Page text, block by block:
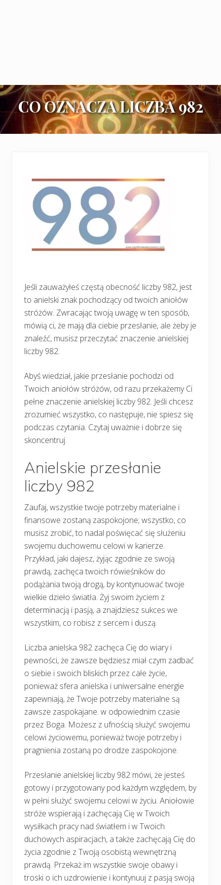
CO OZNACZA LICZBA 982
Jeśli zauważyłeś częstą obecność liczby 982, jest
to anielski znak pochodzący od twoich aniołów
stróżów. Zwracając twoją uwagę w ten sposób,
mówią ci, że mają dla ciebie przesłanie, ale żeby je
znaleźć, musisz przeczytać znaczenie anielskiej
liczby 982.
Abyś wiedział, jakie przesłanie pochodzi od
Twoich aniołów stróżów, od razu przekażemy Ci
pełne znaczenie anielskiej liczby 982. Jeśli chcesz
zrozumieć wszystko, co następuje, nie spiesz się
podczas czytania. Czytaj uważnie i dobrze się
skoncentruj.
Anielskie przesłanie
liczby 982
Zaufaj, wszystkie twoje potrzeby materialne i
finansowe zostaną zaspokojone; wszystko, co
musisz zrobić, to nadal poświęcać się służeniu
swojemu duchowemu celowi w karierze.
Przykład, jaki dajesz, żyjąc zgodnie ze swoją
prawdą, zachęca twoich rówieśników do
podążania twoją drogą, by kontynuować twoje
wielkie dzieło światła. Żyj swoim życiem z
determinacją i pasją, a znajdziesz sukces we
wszystkim, co robisz z sercem i duszą.
Liczba anielska 982 zachęca Cię do wiary i
pewności, że zawsze będziesz miał czym zadbać
o siebie i swoich bliskich przez całe życie,
ponieważ sfera anielska i uniwersalne energie
zapewniają, że Twoje potrzeby materialne są
zawsze zaspokajane. w odpowiednim czasie
przez Boga. Możesz z ufnością służyć swojemu
celowi życiowemu, ponieważ twoje potrzeby i
pragnienia zostaną po drodze zaspokojone.
Przesłanie anielskiej liczby 982 mówi, że jesteś
gotowy i przygotowany pod każdym względem, by
w pełni służyć swojemu celowi w życiu. Aniołowie
stróże wspierają i zachęcają Cię w Twoich
wysiłkach pracy nad światłem i w Twoich
duchowych aspiracjach, a także zachęcają Cię do
życia zgodnie z Twoją osobistą wewnętrzną
prawdą. Przekaż im wszystkie swoje obawy i
troski o ich uzdrowienie i kontynuuj z pasją swoją